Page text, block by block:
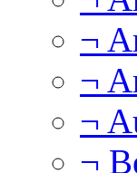
¬
¬
¬
¬